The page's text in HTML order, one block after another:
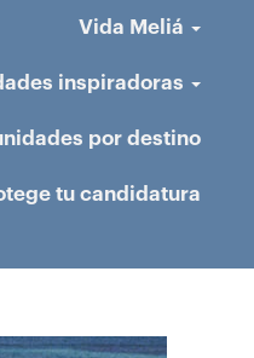
Vida Meliá
inspiradoras
por destino
tu candidatura